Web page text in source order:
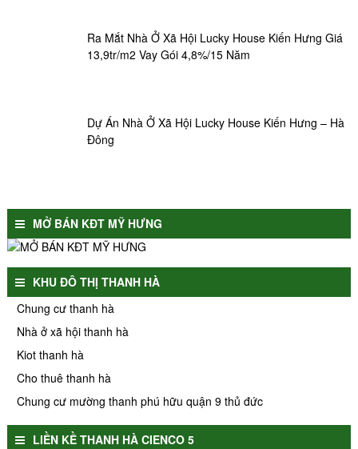
Ra Mắt Nhà Ở Xã Hội Lucky House Kiến Hưng Giá
13,9tr/m2 Vay Gói 4,8%/15 Năm
Dự Án Nhà Ở Xã Hội Lucky House Kiến Hưng – Hà
Đông
MỞ BÁN KĐT MỸ HƯNG
KHU ĐÔ THỊ THANH HÀ
Chung cư thanh hà
Nhà ở xã hội thanh hà
Kiot thanh hà
Cho thuê thanh hà
Chung cư mường thanh phú hữu quận 9 thủ đức
LIỀN KỀ THANH HÀ CIENCO 5